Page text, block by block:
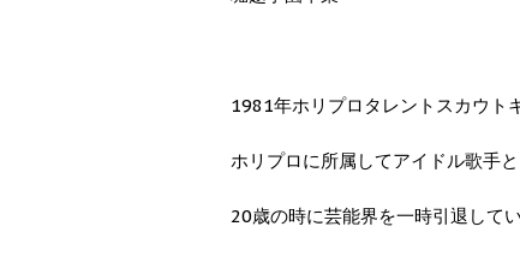
1981年ホリプロタレントスカウト
ホリプロに所属してアイドル歌手
20歳の時に芸能界を一時引退してい